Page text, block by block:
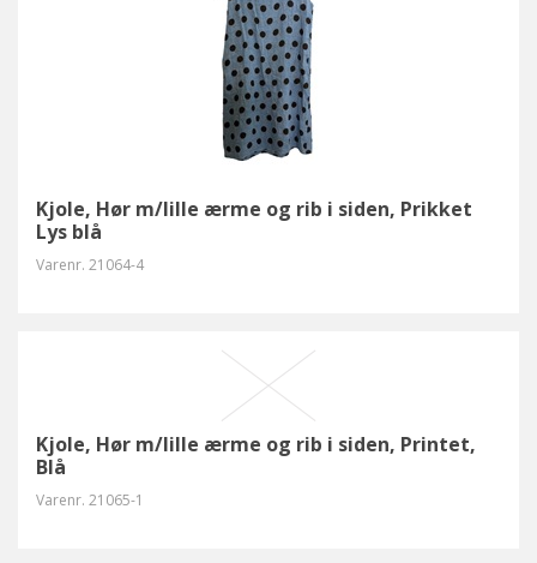
Kjole, Hør m/lille ærme og rib i siden, Prikket
Lys blå
Varenr. 21064-4
Kjole, Hør m/lille ærme og rib i siden, Printet,
Blå
Varenr. 21065-1